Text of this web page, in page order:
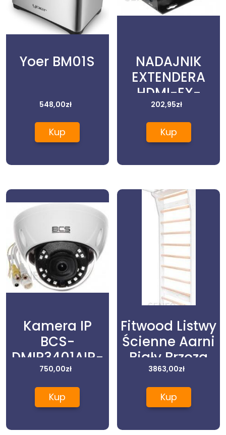
Yoer BM01S
548,00zł
Kup
NADAJNIK
EXTENDERA
HDMI-EX-
150IR/TX
202,95zł
Kup
Kamera IP
BCS-
DMIP3401AIR-
IV 4.0 Mpx 2.8
mm
750,00zł
Kup
Fitwood Listwy
Ścienne Aarni
Biały Brzoza
3863,00zł
Kup